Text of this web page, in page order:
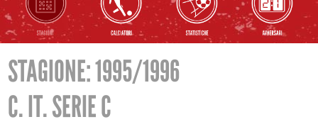
STAGIONE: 1995/1996
C. IT. SERIE C